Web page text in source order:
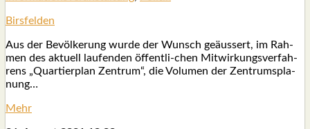
Birs­fel­den
Aus der Bevöl­ke­rung wur­de der Wunsch geäus­sert, im Rah­
men des aktu­ell lau­fen­den öffent­li-chen Mit­wir­kungs­ver­fah­
rens „Quar­tier­plan Zen­trum“, die Volu­men der Zen­trums­pla­
nung…
Mehr